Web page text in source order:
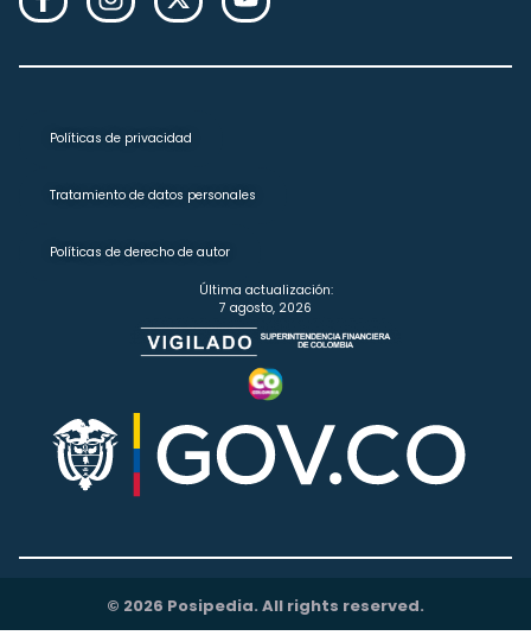
Políticas de privacidad
Tratamiento de datos personales
Políticas de derecho de autor
Última actualización:
7 agosto, 2026
© 2026 Posipedia. All rights reserved.